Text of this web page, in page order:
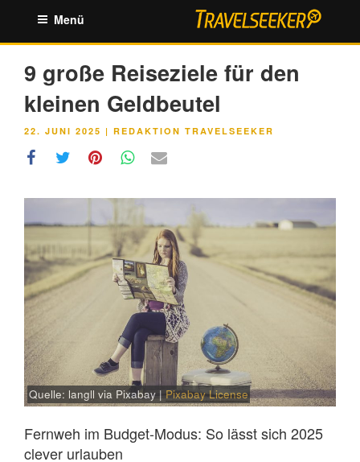
springen
Menü
9 große Reiseziele für den
kleinen Geldbeutel
VERÖFFENTLICHT
22. JUNI 2025 | REDAKTION TRAVELSEEKER
Quelle: langll via Pixabay | Pixabay License
Fernweh im Budget-Modus: So lässt sich 2025
clever urlauben